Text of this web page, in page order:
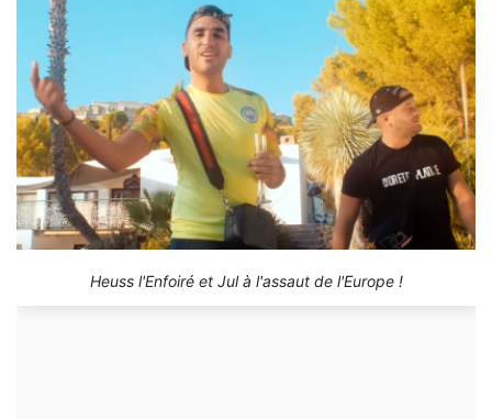
Heuss l'Enfoiré et Jul à l'assaut de l'Europe !